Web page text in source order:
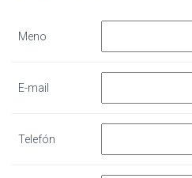
Meno
E-mail
Telefón